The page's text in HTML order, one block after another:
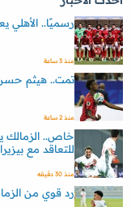
رسميًا.. الأهلي
منذ 3 ساعة
تمت.. هيثم حسن
منذ 2 ساعة
خاص.. الزمالك
للتعاقد مع بيزيرا
منذ 30 دقيقه
رد قوي من